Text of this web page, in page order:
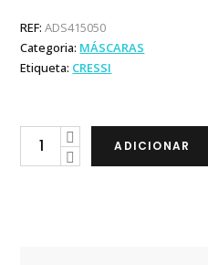
REF:ADS415050
Categoria: MÁSCARAS
Etiqueta: CRESSI
Cressi
ADICIONAR